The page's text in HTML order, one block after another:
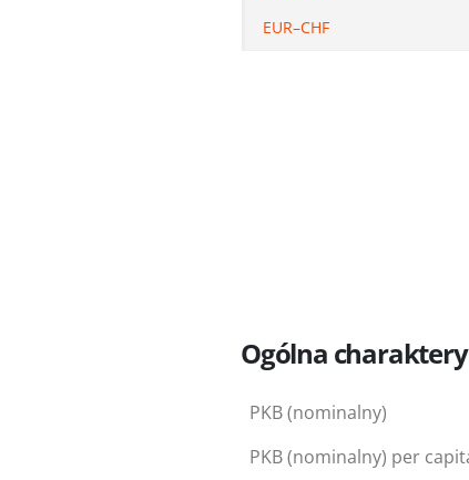
EUR–CHF
Ogólna
PKB (nominalny)
PKB (nominalny) per